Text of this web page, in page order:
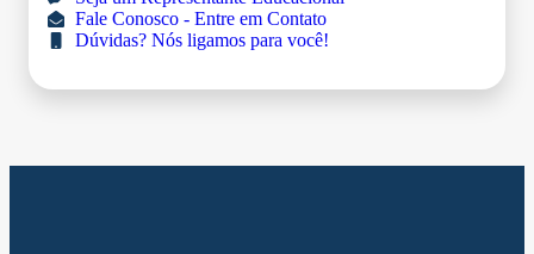
Fale Conosco - Entre em Contato
Dúvidas? Nós ligamos para você!